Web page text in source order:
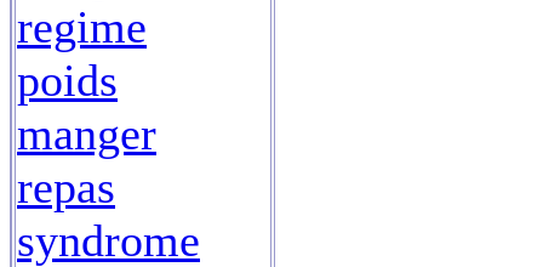
regime
poids
manger
repas
syndrome